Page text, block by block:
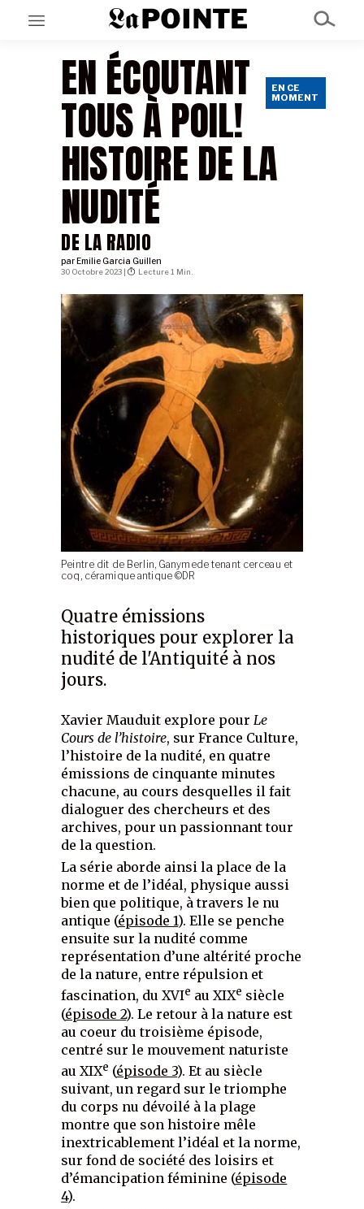
EN CE MOMENT
GRAND ANGLE
AU LARGE
ÉMOIS
EN CHANTIER
SÉRIES
À PROPOS
NOS PARTENAIRES
SOUTENEZ NOUS
Peintre dit de Berlin, Ganymede tenant cerceau et
coq, céramique antique ©DR
EN ÉCOUTANT
TOUS À POIL!
HISTOIRE DE LA
NUDITÉ
DE LA RADIO
EN CE
MOMENT
par Emilie Garcia Guillen
Quatre émissions
historiques pour explorer la
nudité de l'Antiquité à nos
jours.
30 Octobre 2023 | Lecture 1 Min.
Xavier Mauduit explore pourLe
Cours de l’histoire, sur France Culture,
l’histoire de la nudité, en quatre
émissions de cinquante minutes
chacune, au cours desquelles il fait
dialoguer des chercheurs et des
archives, pour un passionnant tour
de la question.
La série aborde ainsi la place de la
norme et de l’idéal, physique aussi
bien que politique, à travers le nu
antique (épisode 1). Elle se penche
ensuite sur la nudité comme
représentation d’une altérité proche
de la nature, entre répulsion et
fascination, du XVIe au XIXe siècle
(épisode 2). Le retour à la nature est
au coeur du troisième épisode,
centré sur le mouvement naturiste
au XIXe (épisode 3). Et au siècle
suivant, un regard sur le triomphe
du corps nu dévoilé à la plage
montre que son histoire mêle
inextricablement l’idéal et la norme,
sur fond de société des loisirs et
d’émancipation féminine (épisode
4).